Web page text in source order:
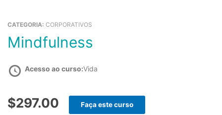
CATEGORIA: CORPORATIVOS
Mindfulness
Acesso ao curso:Vida
$297.00 Faça este curso